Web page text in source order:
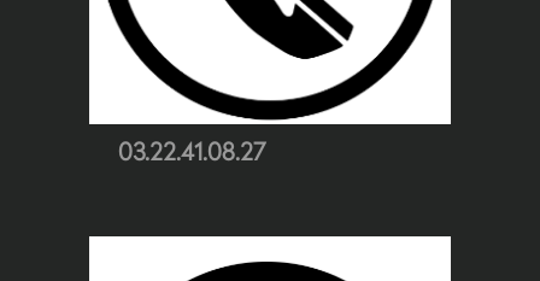
03.22.41.08.27